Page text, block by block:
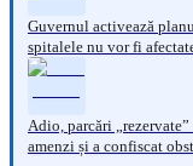
Guvernul activează
spitalele nu vor fi
Adio, parcări
amenzi și a confiscat